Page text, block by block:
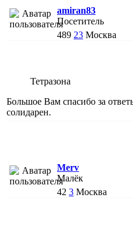
amiran83
Посетитель
489 23 Москва
Тетразона
Большое Вам спасибо за
солидарен.
Merv
Малёк
42 3 Москва